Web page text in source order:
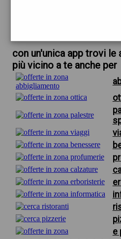
con un'unica app trovi
più vicino a te anche per
e